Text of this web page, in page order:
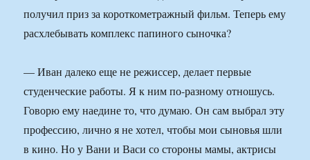
получил приз за короткометражный фильм. Теперь ему
расхлебывать комплекс папиного сыночка?
— Иван далеко еще не режиссер, делает первые
студенческие работы. Я к ним по-разному отношусь.
Говорю ему наедине то, что думаю. Он сам выбрал эту
профессию, лично я не хотел, чтобы мои сыновья шли
в кино. Но у Вани и Васи со стороны мамы, актрисы